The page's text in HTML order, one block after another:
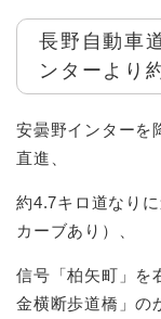
長野自動車
ンターより
安曇野インターを
直進、
約4.7キロ道なり
カーブあり）、
信号「柏矢町」を
金横断歩道橋」の